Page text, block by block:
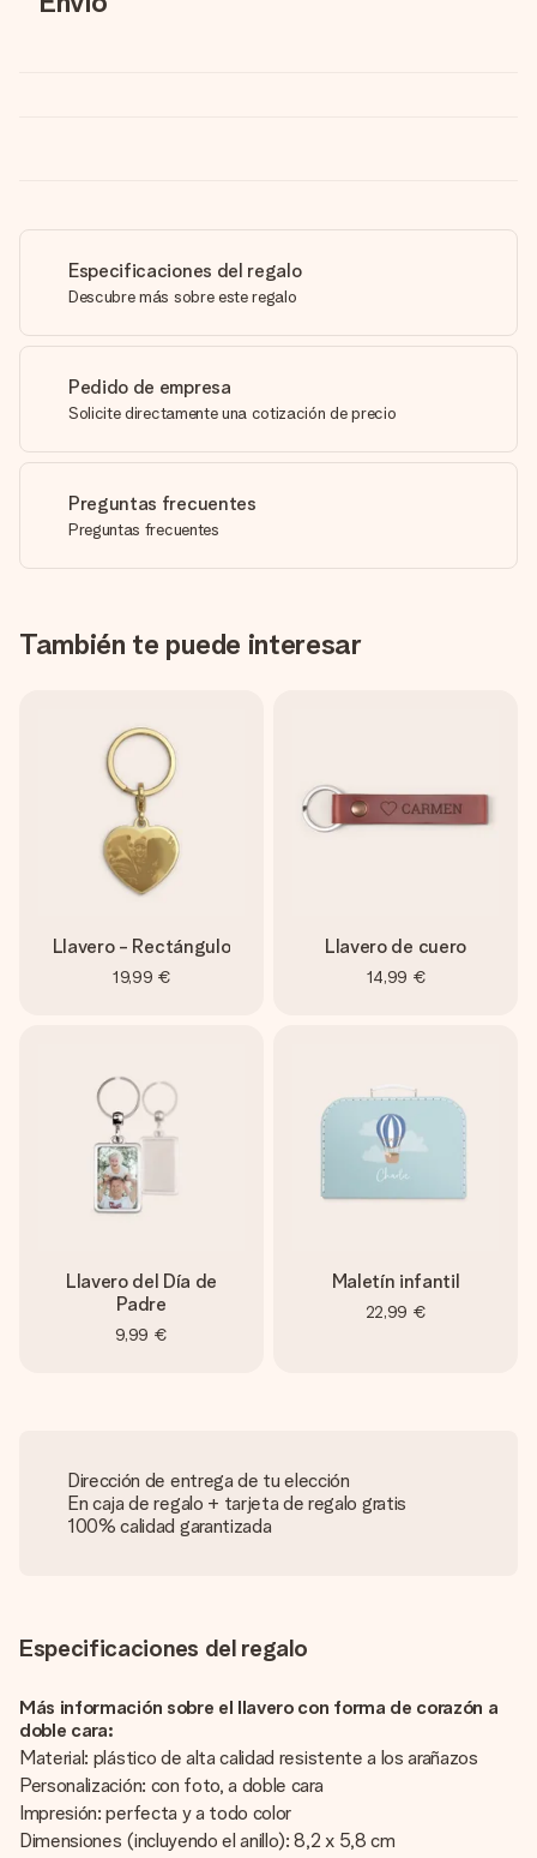
Especificaciones del regalo
Descubre más sobre este regalo
Pedido de empresa
Solicite directamente una cotización de precio
Preguntas frecuentes
Preguntas frecuentes
También te puede interesar
Llavero - Rectángulo
19,99 €
Llavero de cuero
14,99 €
Llavero del Día de
Padre
9,99 €
Maletín infantil
22,99 €
Dirección de entrega de tu elección
En caja de regalo + tarjeta de regalo gratis
100% calidad garantizada
Especificaciones del regalo
Más información sobre el llavero con forma de corazón a
doble cara:
Material: plástico de alta calidad resistente a los arañazos
Personalización: con foto, a doble cara
Impresión: perfecta y a todo color
Dimensiones (incluyendo el anillo): 8,2 x 5,8 cm